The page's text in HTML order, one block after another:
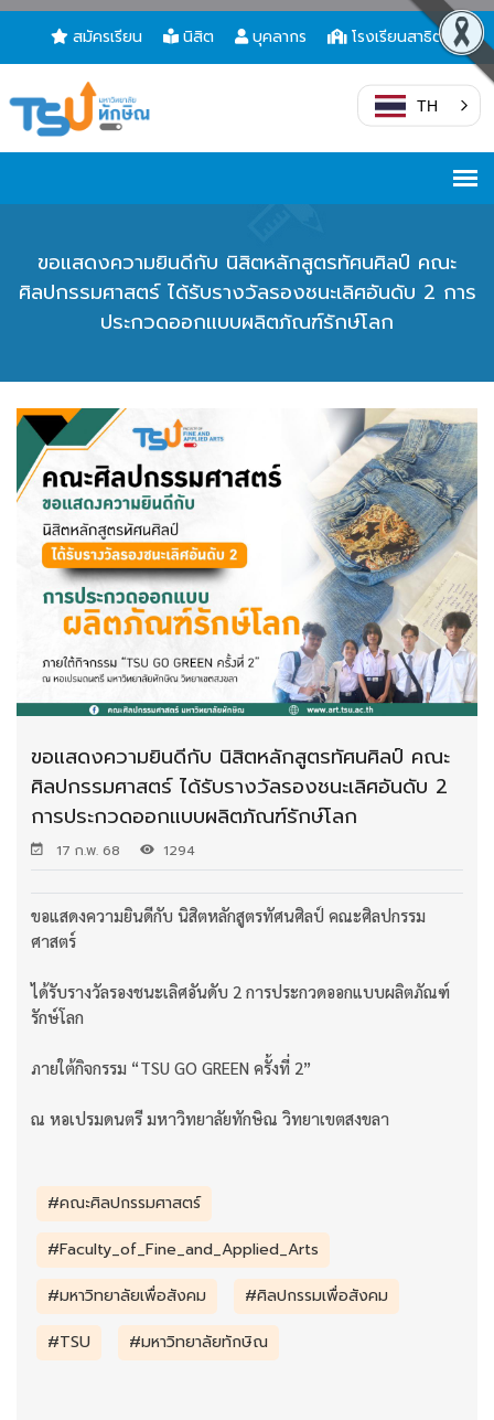
สมัครเรียน นิสิต บุคลากร โรงเรียนสาธิต
TH
ขอแสดงความยินดีกับ นิสิตหลักสูตรทัศนศิลป์ คณะ
ศิลปกรรมศาสตร์ ได้รับรางวัลรองชนะเลิศอันดับ 2 การ
ประกวดออกแบบผลิตภัณฑ์รักษ์โลก
ขอแสดงความยินดีกับ นิสิตหลักสูตรทัศนศิลป์ คณะ
ศิลปกรรมศาสตร์ ได้รับรางวัลรองชนะเลิศอันดับ 2
การประกวดออกแบบผลิตภัณฑ์รักษ์โลก
17 ก.พ. 68 1294
ขอแสดงความยินดีกับ นิสิตหลักสูตรทัศนศิลป์ คณะศิลปกรรม
ศาสตร์
ได้รับรางวัลรองชนะเลิศอันดับ 2 การประกวดออกแบบผลิตภัณฑ์
รักษ์โลก
ภายใต้กิจกรรม “TSU GO GREEN ครั้งที่ 2”
ณ หอเปรมดนตรี มหาวิทยาลัยทักษิณ วิทยาเขตสงขลา
#คณะศิลปกรรมศาสตร์
#Faculty_of_Fine_and_Applied_Arts
#มหาวิทยาลัยเพื่อสังคม
#ศิลปกรรมเพื่อสังคม
#TSU
#มหาวิทยาลัยทักษิณ